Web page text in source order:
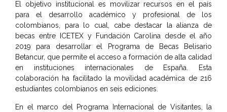
El objetivo institucional es movilizar recursos en el país
para el desarrollo académico y profesional de los
colombianos, para lo cual, cabe destacar la alianza de
becas entre ICETEX y Fundación Carolina desde el año
2019 para desarrollar el Programa de Becas Belisario
Betancur, que permite el acceso a formación de alta calidad
en instituciones internacionales de España. Esta
colaboración ha facilitado la movilidad académica de 216
estudiantes colombianos en seis ediciones.
En el marco del Programa Internacional de Visitantes, la